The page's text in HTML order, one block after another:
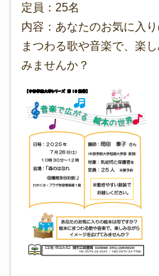
定員：25名
内容：あなたのお気に入
まつわる歌や音楽で、楽
みませんか？